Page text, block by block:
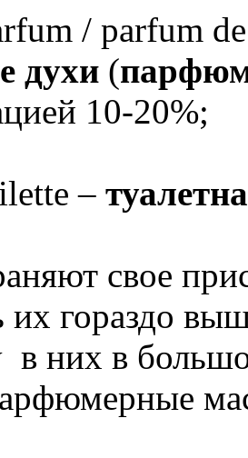
/ parfum
духи (
10-20%;
–
свое
их гораздо
в них в